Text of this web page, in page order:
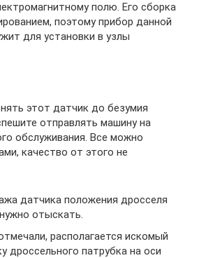
полю. Его сборка
поэтому прибор данной
для установки в узлы
этот датчик до безумия
отправлять машину на
обслуживания. Все можно
качество от этого не
датчика положения дросселя
отыскать.
располагается искомый
дроссельного патрубка на оси